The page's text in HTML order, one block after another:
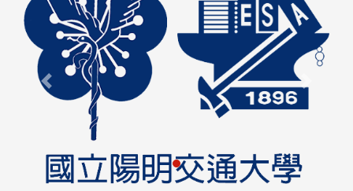
Previous Next